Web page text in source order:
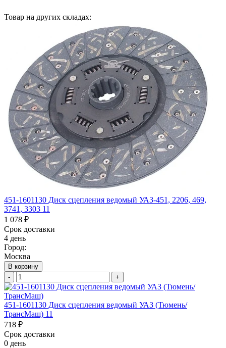
Товар на других складах:
451-1601130 Диск сцепления ведомый УАЗ-451, 2206, 469,
3741, 3303 11
1 078 ₽
Срок доставки
4 день
Город:
Москва
В корзину
-
+
451-1601130 Диск сцепления ведомый УАЗ (Тюмень/
ТрансМаш) 11
718 ₽
Срок доставки
0 день